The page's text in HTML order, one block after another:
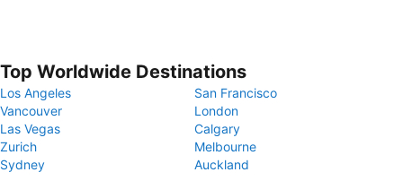
Top Worldwide Destinations
Los Angeles
San Francisco
Vancouver
London
Las Vegas
Calgary
Zurich
Melbourne
Sydney
Auckland